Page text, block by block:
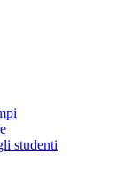
studenti